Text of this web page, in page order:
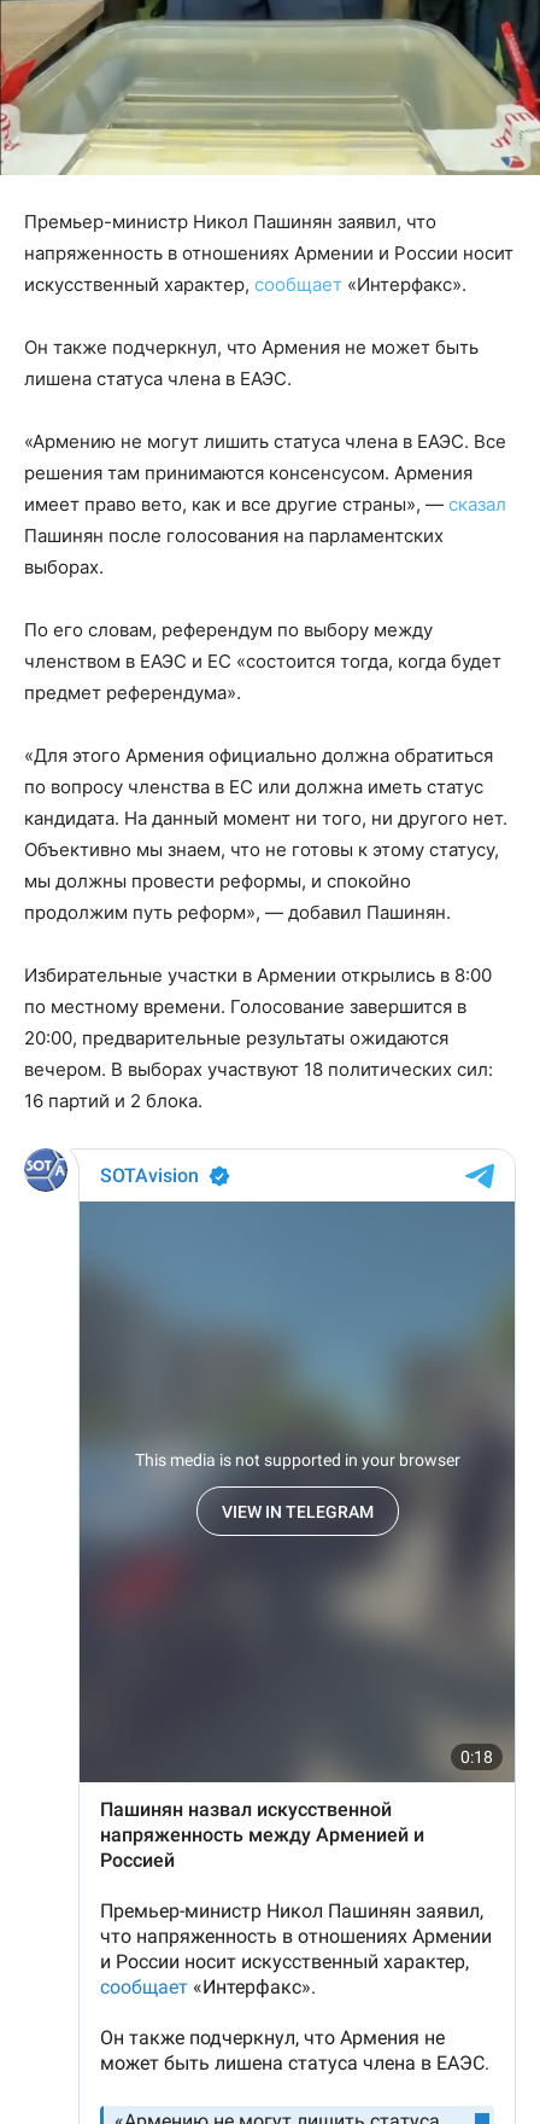
Премьер-министр Никол Пашинян заявил, что
напряженность в отношениях Армении и России носит
искусственный характер, сообщает «Интерфакс».
Он также подчеркнул, что Армения не может быть
лишена статуса члена в ЕАЭС.
«Армению не могут лишить статуса члена в ЕАЭС. Все
решения там принимаются консенсусом. Армения
имеет право вето, как и все другие страны», — сказал
Пашинян после голосования на парламентских
выборах.
По его словам, референдум по выбору между
членством в ЕАЭС и ЕС «состоится тогда, когда будет
предмет референдума».
«Для этого Армения официально должна обратиться
по вопросу членства в ЕС или должна иметь статус
кандидата. На данный момент ни того, ни другого нет.
Объективно мы знаем, что не готовы к этому статусу,
мы должны провести реформы, и спокойно
продолжим путь реформ», — добавил Пашинян.
Избирательные участки в Армении открылись в 8:00
по местному времени. Голосование завершится в
20:00, предварительные результаты ожидаются
вечером. В выборах участвуют 18 политических сил:
16 партий и 2 блока.